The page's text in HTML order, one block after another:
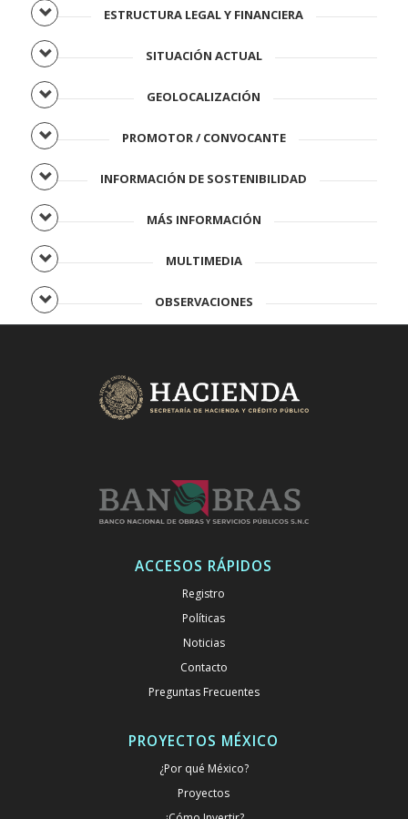
ESTRUCTURA LEGAL Y FINANCIERA
SITUACIÓN ACTUAL
GEOLOCALIZACIÓN
PROMOTOR / CONVOCANTE
INFORMACIÓN DE SOSTENIBILIDAD
MÁS INFORMACIÓN
MULTIMEDIA
OBSERVACIONES
ACCESOS RÁPIDOS
Registro
Políticas
Noticias
Contacto
Preguntas Frecuentes
PROYECTOS MÉXICO
¿Por qué México?
Proyectos